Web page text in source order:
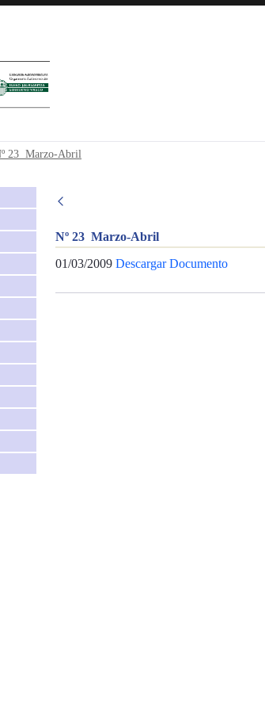
23 Marzo-Abril
Nº 23 Marzo-Abril
01/03/2009 Descargar Documento